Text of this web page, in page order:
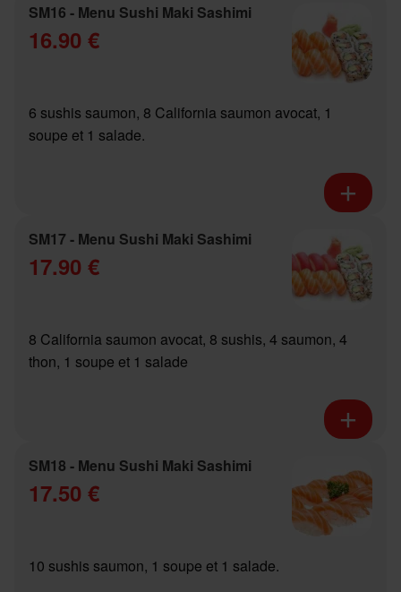
SM16 - Menu Sushi Maki Sashimi
16.90 €
6 sushis saumon, 8 California saumon avocat, 1
soupe et 1 salade.
SM17 - Menu Sushi Maki Sashimi
17.90 €
8 California saumon avocat, 8 sushis, 4 saumon, 4
thon, 1 soupe et 1 salade
SM18 - Menu Sushi Maki Sashimi
17.50 €
10 sushis saumon, 1 soupe et 1 salade.